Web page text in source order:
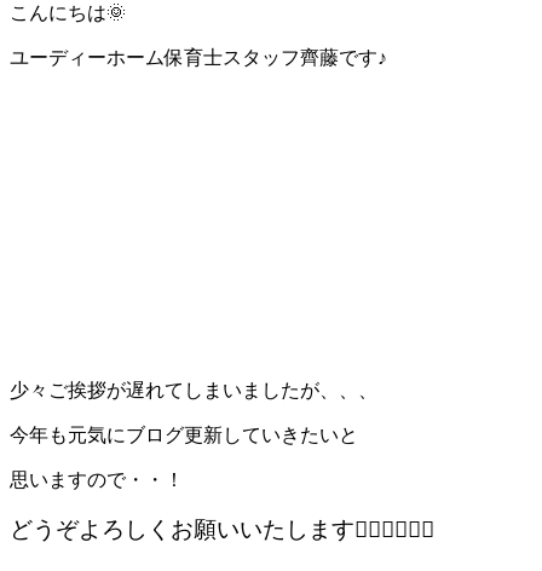
こんにちは🌞
ユーディーホーム保育士スタッフ齊藤です♪
少々ご挨拶が遅れてしまいましたが、、、
今年も元気にブログ更新していきたいと
思いますので・・！
どうぞよろしくお願いいたします🙇‍♀️🙇‍♀️🙇‍♀️